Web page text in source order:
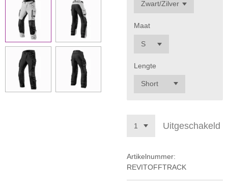
Maat
Lengte
Uitgeschakeld
Artikelnummer:
REVITOFFTRACK